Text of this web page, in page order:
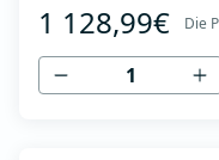
Luftdurchsatz: bis zu
Temperaturen bis
Zur Reinigung und
1 128,99€ Die